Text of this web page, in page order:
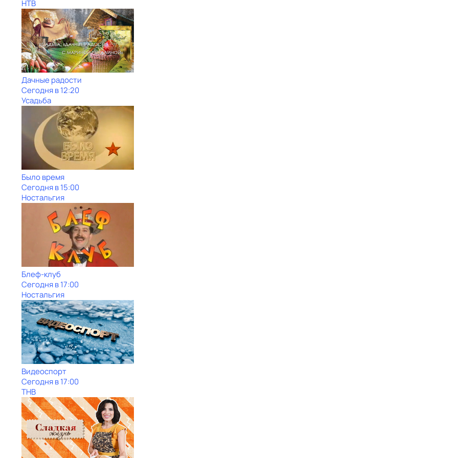
НТВ
Дачные радости
Сегодня в 12:20
Усадьба
Было время
Сегодня в 15:00
Ностальгия
Блеф-клуб
Сегодня в 17:00
Ностальгия
Видеоспорт
Сегодня в 17:00
ТНВ